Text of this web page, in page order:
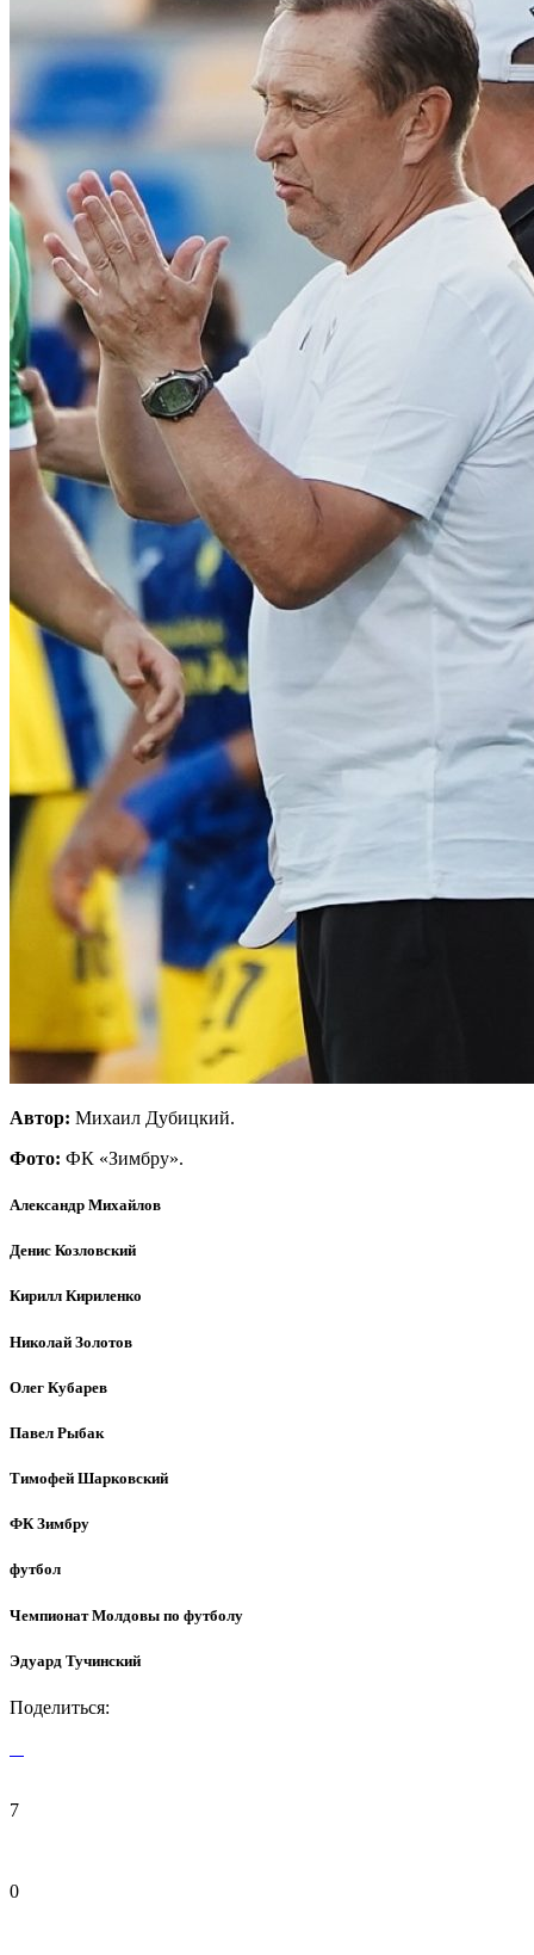
Автор: Михаил Дубицкий.
Фото: ФК «Зимбру».
Александр Михайлов
Денис Козловский
Кирилл Кириленко
Николай Золотов
Олег Кубарев
Павел Рыбак
Тимофей Шарковский
ФК Зимбру
футбол
Чемпионат Молдовы по футболу
Эдуард Тучинский
Поделиться:
7
0